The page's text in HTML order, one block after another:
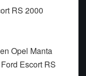
RS 2000
Opel Manta
Escort RS